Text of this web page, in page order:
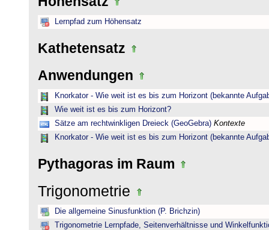
Lernpfad zum Höhensatz
Kathetensatz
Anwendungen
Knorkator - Wie weit ist es bis zum Horizont (bekannte
Wie weit ist es bis zum Horizont?
Sätze am rechtwinkligen Dreieck (GeoGebra) Kontexte
Knorkator - Wie weit ist es bis zum Horizont (bekannte
Pythagoras im Raum
Trigonometrie
Die allgemeine Sinusfunktion (P. Brichzin)
Trigonometrie Lernpfade, Seitenverhältnisse und